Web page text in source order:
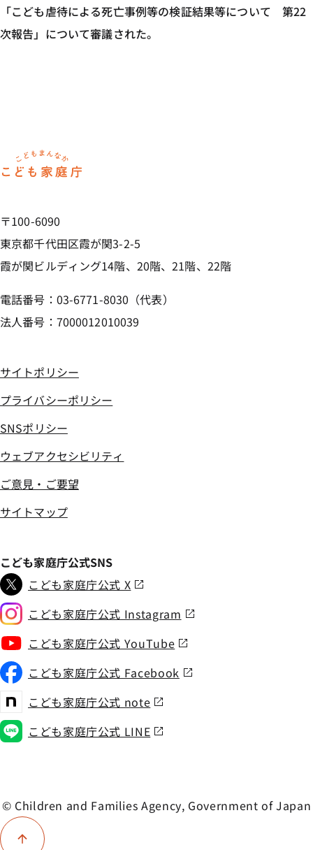
「こども虐待による死亡事例等の検証結果等について 第22
次報告」について審議された。
〒100-6090
東京都千代田区霞が関3-2-5
霞が関ビルディング14階、20階、21階、22階
電話番号：03-6771-8030（代表）
法人番号：7000012010039
サイトポリシー
プライバシーポリシー
SNSポリシー
ウェブアクセシビリティ
ご意見・ご要望
サイトマップ
こども家庭庁公式SNS
こども家庭庁公式 X
こども家庭庁公式 Instagram
こども家庭庁公式 YouTube
こども家庭庁公式 Facebook
こども家庭庁公式 note
こども家庭庁公式 LINE
© Children and Families Agency, Government of Japan